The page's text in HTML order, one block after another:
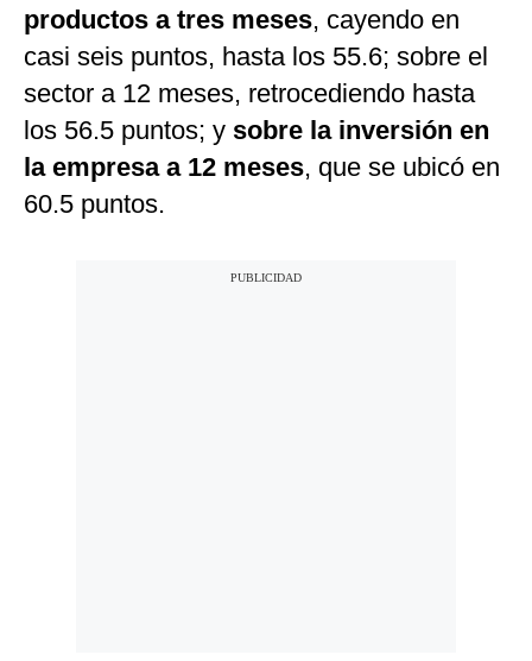
productos a tres meses, cayendo en
casi seis puntos, hasta los 55.6; sobre el
sector a 12 meses, retrocediendo hasta
los 56.5 puntos; y sobre la inversión en
la empresa a 12 meses, que se ubicó en
60.5 puntos.